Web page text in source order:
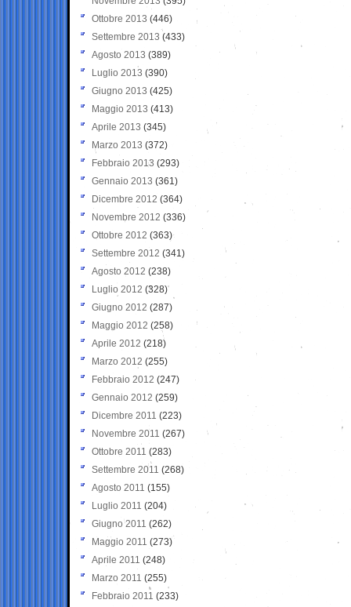
Ottobre 2013 (446)
Settembre 2013 (433)
Agosto 2013 (389)
Luglio 2013 (390)
Giugno 2013 (425)
Maggio 2013 (413)
Aprile 2013 (345)
Marzo 2013 (372)
Febbraio 2013 (293)
Gennaio 2013 (361)
Dicembre 2012 (364)
Novembre 2012 (336)
Ottobre 2012 (363)
Settembre 2012 (341)
Agosto 2012 (238)
Luglio 2012 (328)
Giugno 2012 (287)
Maggio 2012 (258)
Aprile 2012 (218)
Marzo 2012 (255)
Febbraio 2012 (247)
Gennaio 2012 (259)
Dicembre 2011 (223)
Novembre 2011 (267)
Ottobre 2011 (283)
Settembre 2011 (268)
Agosto 2011 (155)
Luglio 2011 (204)
Giugno 2011 (262)
Maggio 2011 (273)
Aprile 2011 (248)
Marzo 2011 (255)
Febbraio 2011 (233)